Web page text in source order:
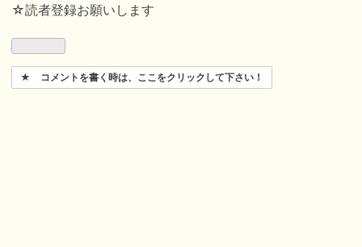
☆読者登録お願いします
コメントを書く